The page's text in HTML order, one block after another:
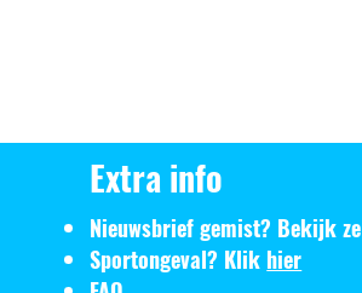
Extra info
Nieuwsbrief gemist? Bekijk ze
Sportongeval? Klik hier